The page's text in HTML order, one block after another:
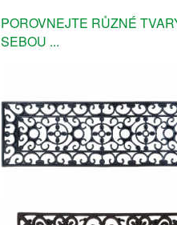
POROVNEJTE RŮZNÉ
SEBOU ...